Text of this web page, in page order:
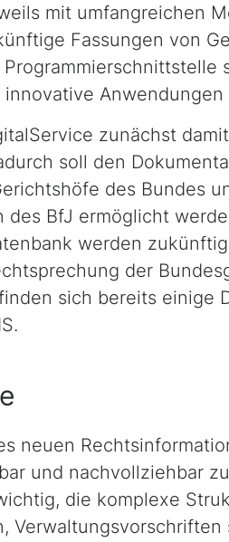
mit umfangreichen
Fassungen von
Anwendungen
zunächst
soll den
des Bundes
des BfJ ermöglicht
werden
der
sich bereits einige
neuen
und nachvollziehbar
die komplexe